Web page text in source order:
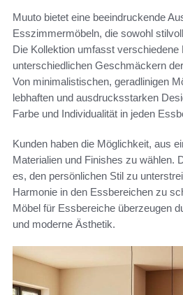
Muuto bietet eine beeindruckende
Esszimmermöbeln, die sowohl
Die Kollektion umfasst verschiedene
unterschiedlichen Geschmäckern
Von minimalistischen, geradlinigen
lebhaften und ausdrucksstarken
Farbe und Individualität in jeden
Kunden haben die Möglichkeit, aus
Materialien und Finishes zu wählen.
es, den persönlichen Stil zu
Harmonie in den Essbereichen zu
Möbel für Essbereiche überzeugen
und moderne Ästhetik.